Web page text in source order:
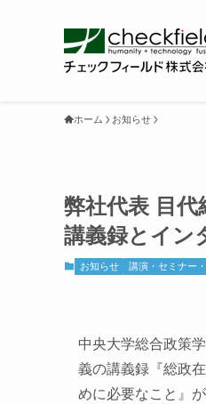
ホーム お知らせ
弊社代表 目代
講義録とイン
お知らせ 講演・セミナー
中央大学総合政策
義の講義録『総政
めに必要なこと』